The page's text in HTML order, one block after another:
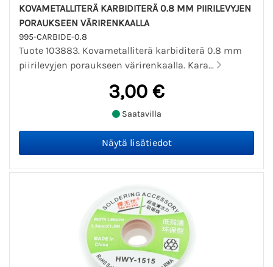
KOVAMETALLITERÄ KARBIDITERÄ 0.8 MM PIIRILEVYJEN
PORAUKSEEN VÄRIRENKAALLA
995-CARBIDE-0.8
Tuote 103883. Kovametalliterä karbiditerä 0.8 mm
piirilevyjen poraukseen värirenkaalla. Kara...
3,00 €
Saatavilla